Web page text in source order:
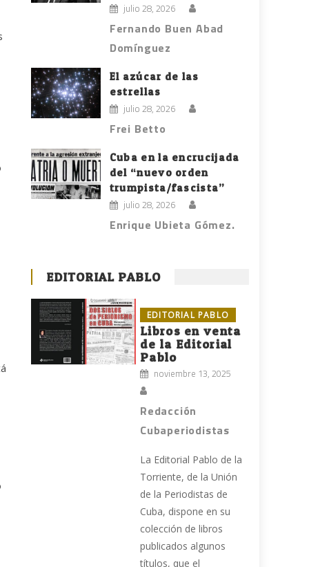
julio 28, 2026
Fernando Buen Abad
Domínguez
El azúcar de las
estrellas
julio 28, 2026
Frei Betto
Cuba en la encrucijada
del “nuevo orden
trumpista/fascista”
julio 28, 2026
Enrique Ubieta Gómez.
EDITORIAL PABLO
EDITORIAL PABLO
Libros en venta
de la Editorial
Pablo
noviembre 13, 2025
Redacción
Cubaperiodistas
La Editorial Pablo de la
Torriente, de la Unión
de la Periodistas de
Cuba, dispone en su
colección de libros
publicados algunos
títulos, que el